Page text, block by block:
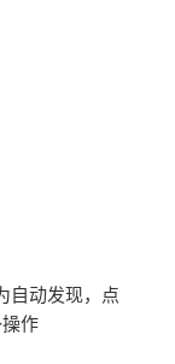
动发现，点
作